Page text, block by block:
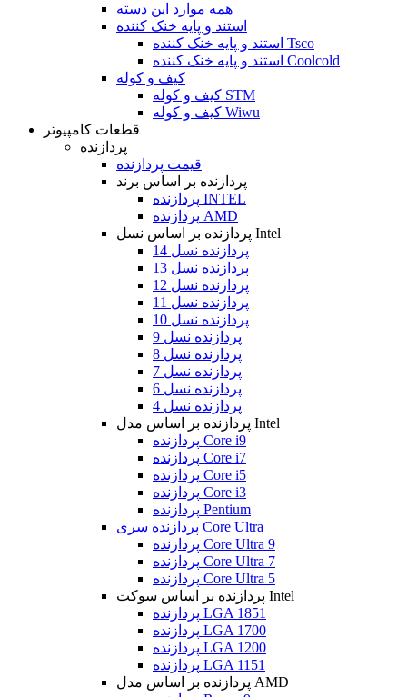
همه موارد این دسته
استند و پایه خنک کننده
استند و پایه خنک کننده Tsco
استند و پایه خنک کننده Coolcold
کیف و کوله
کیف و کوله STM
کیف و کوله Wiwu
قطعات کامپیوتر
پردازنده
قیمت پردازنده
پردازنده بر اساس برند
پردازنده INTEL
پردازنده AMD
پردازنده بر اساس نسل Intel
پردازنده نسل 14
پردازنده نسل 13
پردازنده نسل 12
پردازنده نسل 11
پردازنده نسل 10
پردازنده نسل 9
پردازنده نسل 8
پردازنده نسل 7
پردازنده نسل 6
پردازنده نسل 4
پردازنده بر اساس مدل Intel
پردازنده Core i9
پردازنده Core i7
پردازنده Core i5
پردازنده Core i3
پردازنده Pentium
پردازنده سری Core Ultra
پردازنده Core Ultra 9
پردازنده Core Ultra 7
پردازنده Core Ultra 5
پردازنده بر اساس سوکت Intel
پردازنده LGA 1851
پردازنده LGA 1700
پردازنده LGA 1200
پردازنده LGA 1151
پردازنده بر اساس مدل AMD